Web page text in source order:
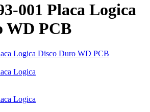
001 Placa Logica
WD PCB